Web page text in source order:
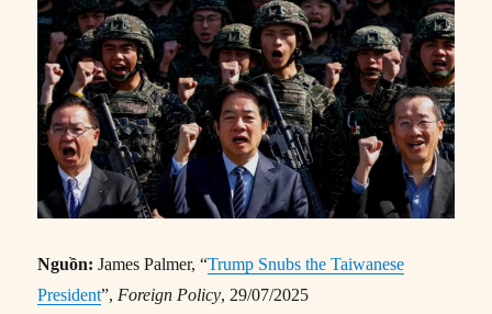
Nguồn: James Palmer, “Trump Snubs the Taiwanese
President”,Foreign Policy, 29/07/2025